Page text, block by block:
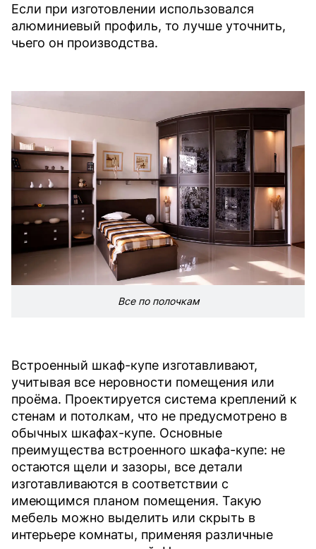
Если при изготовлении использовался
алюминиевый профиль, то лучше уточнить,
чьего он производства.
Все по полочкам
Встроенный шкаф-купе изготавливают,
учитывая все неровности помещения или
проёма. Проектируется система креплений к
стенам и потолкам, что не предусмотрено в
обычных шкафах-купе. Основные
преимущества встроенного шкафа-купе: не
остаются щели и зазоры, все детали
изготавливаются в соответствии с
имеющимся планом помещения. Такую
мебель можно выделить или скрыть в
интерьере комнаты, применяя различные